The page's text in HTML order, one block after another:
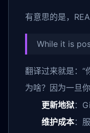
有意思的是，
While it is
翻译过来就是：“
为啥？因为一旦
更新地狱：
维护成本：